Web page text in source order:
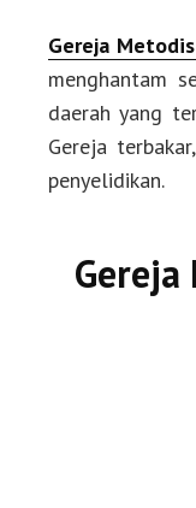
Gereja
menghantam
daerah yang
Gereja
penyelidikan.
Gereja